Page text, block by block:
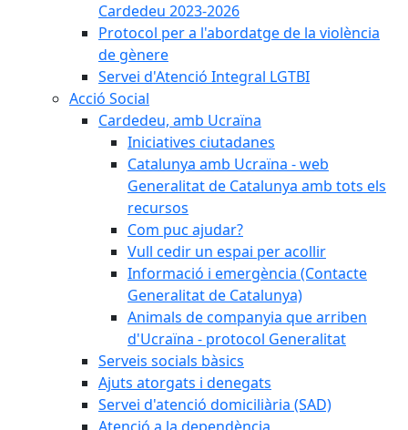
Cardedeu 2023-2026
Protocol per a l'abordatge de la violència
de gènere
Servei d'Atenció Integral LGTBI
Acció Social
Cardedeu, amb Ucraïna
Iniciatives ciutadanes
Catalunya amb Ucraïna - web
Generalitat de Catalunya amb tots els
recursos
Com puc ajudar?
Vull cedir un espai per acollir
Informació i emergència (Contacte
Generalitat de Catalunya)
Animals de companyia que arriben
d'Ucraïna - protocol Generalitat
Serveis socials bàsics
Ajuts atorgats i denegats
Servei d'atenció domiciliària (SAD)